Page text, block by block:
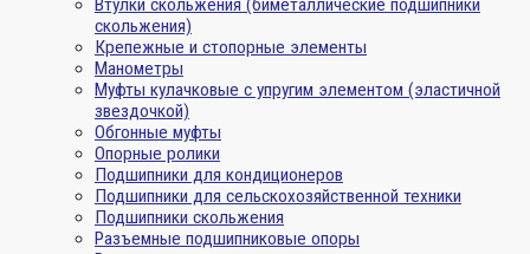
скольжения)
Крепежные и стопорные элементы
Манометры
Муфты кулачковые с упругим элементом (эластичной
звездочкой)
Обгонные муфты
Опорные ролики
Подшипники для кондиционеров
Подшипники для сельскохозяйственной техники
Подшипники скольжения
Разъемные подшипниковые опоры